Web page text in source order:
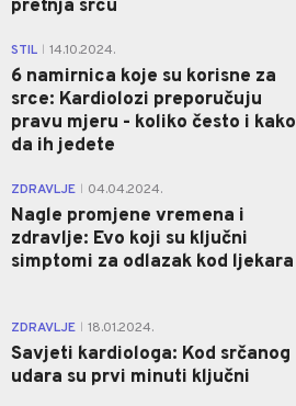
pretnja srcu
STIL 14.10.2024.
6 namirnica koje su korisne za
srce: Kardiolozi preporučuju
pravu mjeru - koliko često i kako
da ih jedete
ZDRAVLJE 04.04.2024.
Nagle promjene vremena i
zdravlje: Evo koji su ključni
simptomi za odlazak kod ljekara
ZDRAVLJE 18.01.2024.
Savjeti kardiologa: Kod srčanog
udara su prvi minuti ključni